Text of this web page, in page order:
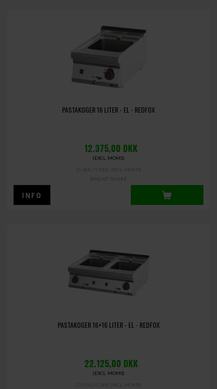
PASTAKOGER 16 LITER - EL - REDFOX
12.375,00 DKK
(EXCL. MOMS)
RMG-VT 70/04 E
PASTAKOGER 16+16 LITER - EL - REDFOX
22.125,00 DKK
(EXCL. MOMS)